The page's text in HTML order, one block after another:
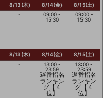
8/13(木)
-
8/14(金)
09:00 -
15:30
8/15(土)
09:00 -
15:30
8/13(木)
-
8/14(金)
13:00 -
23:59
遅番指名
ランキン
グ【４
位】
8/15(土)
13:00 -
23:59
遅番指名
ランキン
グ【４
位】